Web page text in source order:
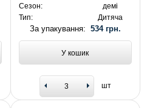
Сезон:
демі
Тип:
Дитяча
За упакування: 534 грн.
У кошик
шт